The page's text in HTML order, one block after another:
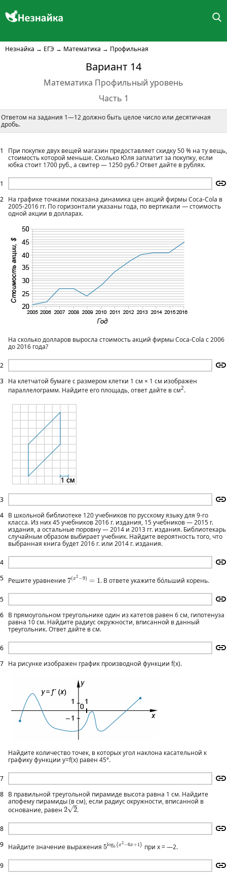
Незнайка → ЕГЭ → Математика → Профильная
Вариант 14
Математика Профильный уровень
Часть 1
Ответом на задания 1—12 должно быть целое число или десятичная
дробь.
1
1
При покупке двух вещей магазин предоставляет скидку 50 % на ту вещь,
стоимость которой меньше. Сколько Юля заплатит за покупку, если
юбка стоит 1700 руб., а свитер — 1250 руб.? Ответ дайте в рублях.
2
2
На графике точками показана динамика цен акций фирмы Coca-Cola в
2005-2016 гг. По горизонтали указаны года, по вертикали — стоимость
одной акции в долларах.
На сколько долларов выросла стоимость акций фирмы Coca-Cola с 2006
до 2016 года?
3
3
На клетчатой бумаге с размером клетки 1 см × 1 см изображен
параллелограмм. Найдите его площадь, ответ дайте в см2.
4
4
В школьной библиотеке 120 учебников по русскому языку для 9-го
класса. Из них 45 учебников 2016 г. издания, 15 учебников — 2015 г.
издания, а остальные поровну — 2014 и 2013 гг. издания. Библиотекарь
случайным образом выбирает учебник. Найдите вероятность того, что
выбранная книга будет 2016 г. или 2014 г. издания.
5
5
Решите уравнение 7(x2 −9) = 1
7(x2 −9 1
. В ответе укажите бо́льший корень.
6
6
В прямоугольном треугольнике один из катетов равен 6 см, гипотенуза
равна 10 см. Найдите радиус окружности, вписанной в данный
треугольник. Ответ дайте в см.
7
7
На рисунке изображен график производной функции f(x).
Найдите количество точек, в которых угол наклона касательной к
графику функции y=f(x) равен 45°.
8
8
В правильной треугольной пирамиде высота равна 1 см. Найдите
апофему пирамиды (в см), если радиус окружности, вписанной в
основание, равен 2√2
22 .
9
9
Найдите значение выражения 5log5 (x2−6x+1)
5log5( x2− 6
при х = —2.